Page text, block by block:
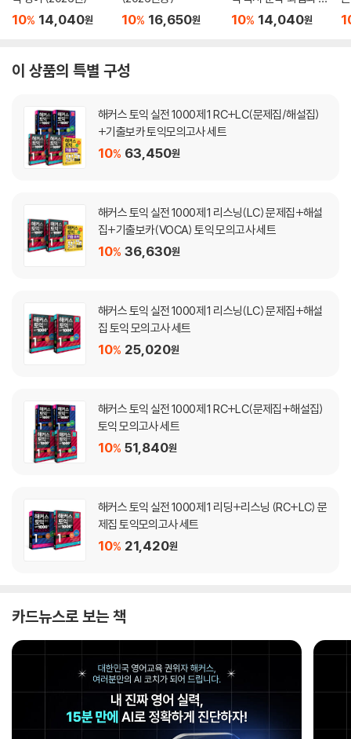
10% 14,040원 10% 16,650원
문 (2026년)
10% 14,040원
(
이 상품의 특별 구성
해커스 토익 실전 1000제 1 RC+LC(문제집/해설집)
+기출보카 토익모의고사 세트
10% 63,450원
해커스 토익 실전 1000제 1 리스닝(LC) 문제집+해설
집+기출보카(VOCA) 토익 모의고사 세트
10% 36,630원
해커스 토익 실전 1000제 1 리스닝(LC) 문제집+해설
집 토익 모의고사 세트
10% 25,020원
해커스 토익 실전 1000제 1 RC+LC(문제집+해설집)
토익 모의고사 세트
10% 51,840원
해커스 토익 실전 1000제 1 리딩+리스닝 (RC+LC) 문
제집 토익모의고사 세트
10% 21,420원
카드뉴스로 보는 책